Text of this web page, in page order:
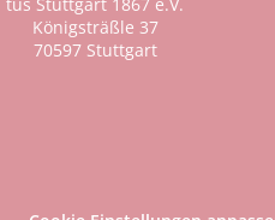
tus Stuttgart 1867 e.V.
Königsträßle 37
70597 Stuttgart